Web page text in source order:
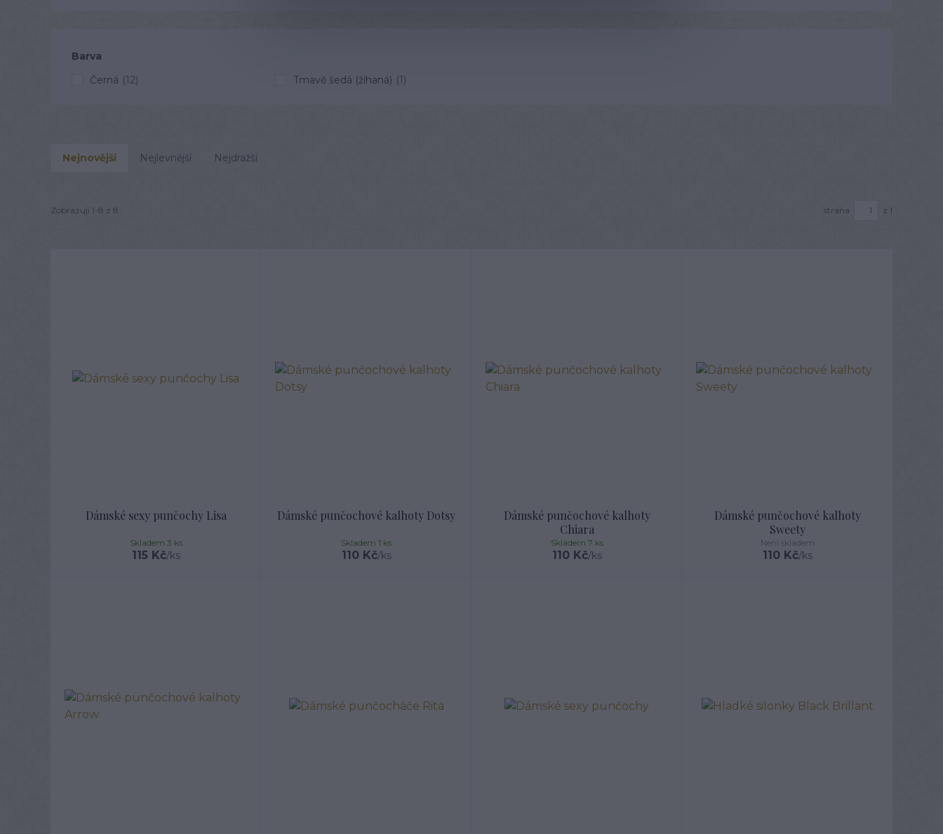
Barva
Černá (12) Tmavě šedá (žíhaná) (1)
Nejnovější Nejlevnější Nejdražší
Zobrazuji 1-8 z 8 strana z 1
Dámské sexy punčochy Lisa
115 Kč/ks
Skladem 3 ks
Dámské punčochové kalhoty Dotsy
110 Kč/ks
Skladem 1 ks
Dámské punčochové kalhoty
Chiara
110 Kč/ks
Skladem 7 ks
Dámské punčochové kalhoty
Sweety
110 Kč/ks
Není skladem